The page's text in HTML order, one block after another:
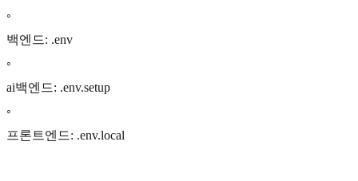
◦
백엔드: .env
◦
ai백엔드: .env.setup
◦
프론트엔드: .env.local